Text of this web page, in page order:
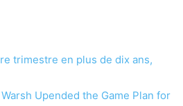
trimestre en plus de dix ans,
Upended the Game Plan for